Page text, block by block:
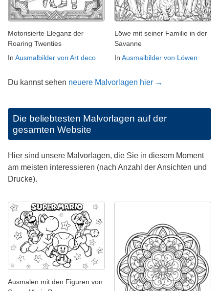
Motorisierte Eleganz der
Roaring Twenties
In Ausmalbilder von Art deco
Löwe mit seiner Familie in der
Savanne
In Ausmalbilder von Löwen
Du kannst sehen neuere Malvorlagen hier →
Die beliebtesten Malvorlagen auf der
gesamten Website
Hier sind unsere Malvorlagen, die Sie in diesem Moment
am meisten interessieren (nach Anzahl der Ansichten und
Drucke).
Ausmalen mit den Figuren von